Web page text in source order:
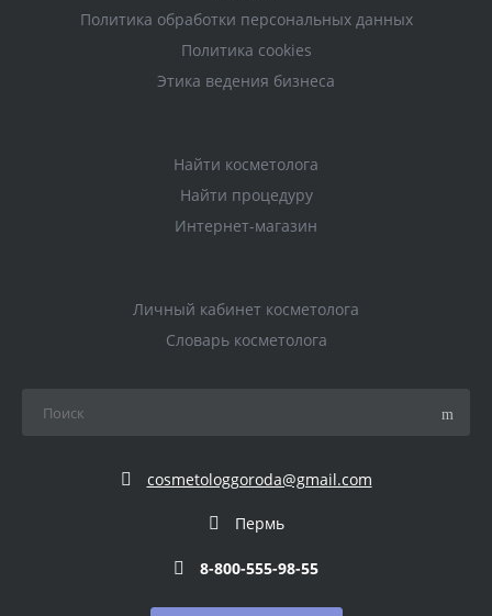
Политика обработки персональных данных
Политика cookies
Этика ведения бизнеса
Найти косметолога
Найти процедуру
Интернет-магазин
Личный кабинет косметолога
Словарь косметолога
cosmetologgoroda@gmail.com
Пермь
8-800-555-98-55